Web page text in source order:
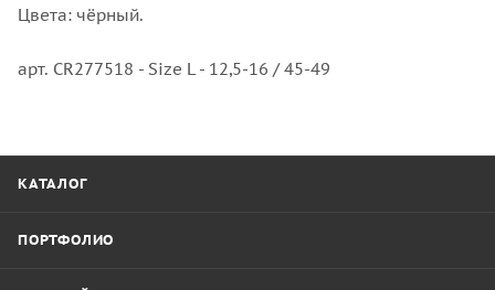
Цвета: чёрный.
арт. CR277518 - Size L - 12,5-16 / 45-49
КАТАЛОГ
ПОРТФОЛИО